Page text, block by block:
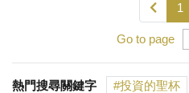
1
Go to page
熱門搜尋關鍵字 投資的聖杯